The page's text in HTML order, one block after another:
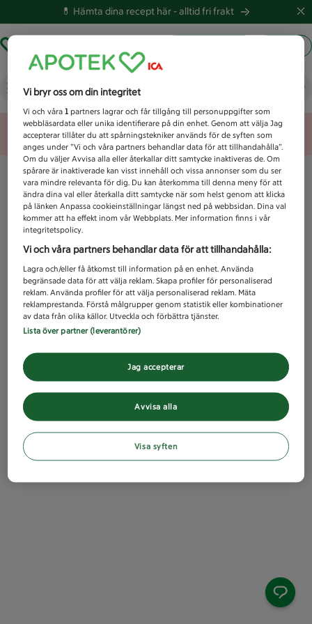
💊 Hämta dina recept här -alltid fri frakt
Vad letar du efter idag?
Unknown error
Vi bryr oss om din integritet
Vi och våra1 partners lagrar och får tillgång till personuppgifter som
webbläsardata eller unika identifierare på din enhet. Genom att välja Jag
accepterar tillåter du att spårningstekniker används för de syften som
anges under ”Vi och våra partners behandlar data för att tillhandahålla”.
Om du väljer Avvisa alla eller återkallar ditt samtycke inaktiveras de. Om
spårare är inaktiverade kan visst innehåll och vissa annonser som du ser
vara mindre relevanta för dig. Du kan återkomma till denna meny för att
ändra dina val eller återkalla ditt samtycke när som helst genom att klicka
på länken Anpassa cookieinställningar längst ned på webbsidan. Dina val
kommer att ha effekt inom vår Webbplats. Mer information finns i vår
integritetspolicy.
Vi och våra partners behandlar data för att tillhandahålla:
Lagra och/eller få åtkomst till information på en enhet. Använda
begränsade data för att välja reklam. Skapa profiler för personaliserad
reklam. Använda profiler för att välja personaliserad reklam. Mäta
reklamprestanda. Förstå målgrupper genom statistik eller kombinationer
av data från olika källor. Utveckla och förbättra tjänster.
Lista över partner (leverantörer)
Avvisa alla
Jag accepterar
Visa syften